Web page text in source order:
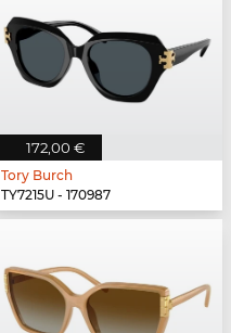
172,00 €
Tory Burch
TY7215U - 170987